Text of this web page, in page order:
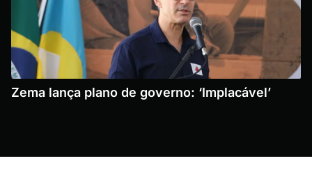
Zema lança plano de governo: ‘Implacável’